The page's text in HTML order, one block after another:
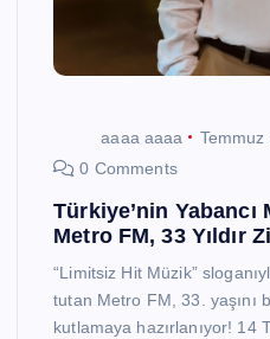
aaaa aaaa
0 Comments
Türkiye’nin
Metro FM, 33 Yıldır
“Limitsiz Hit Müzik”
tutan Metro FM, 33. yaşını
kutlamaya hazırlanıyor! 14